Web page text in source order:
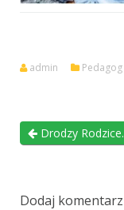
admin Pedagog
Drodzy Rodzice.
Dodaj komentarz